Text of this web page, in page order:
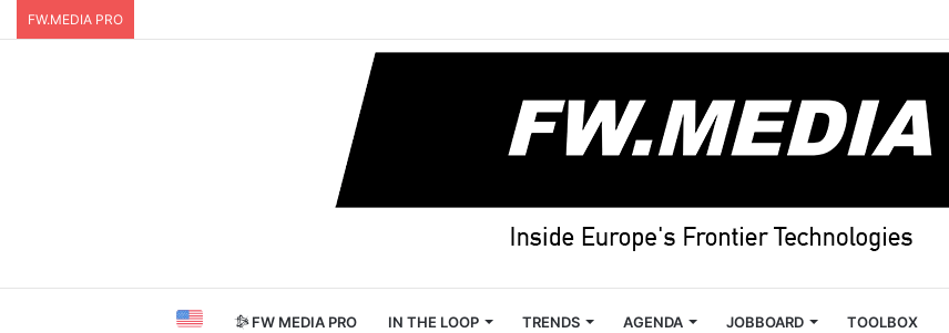
FW.MEDIA PRO
FW MEDIA PRO IN THE LOOP TRENDS AGENDA JOBBOARD TOOLBOX